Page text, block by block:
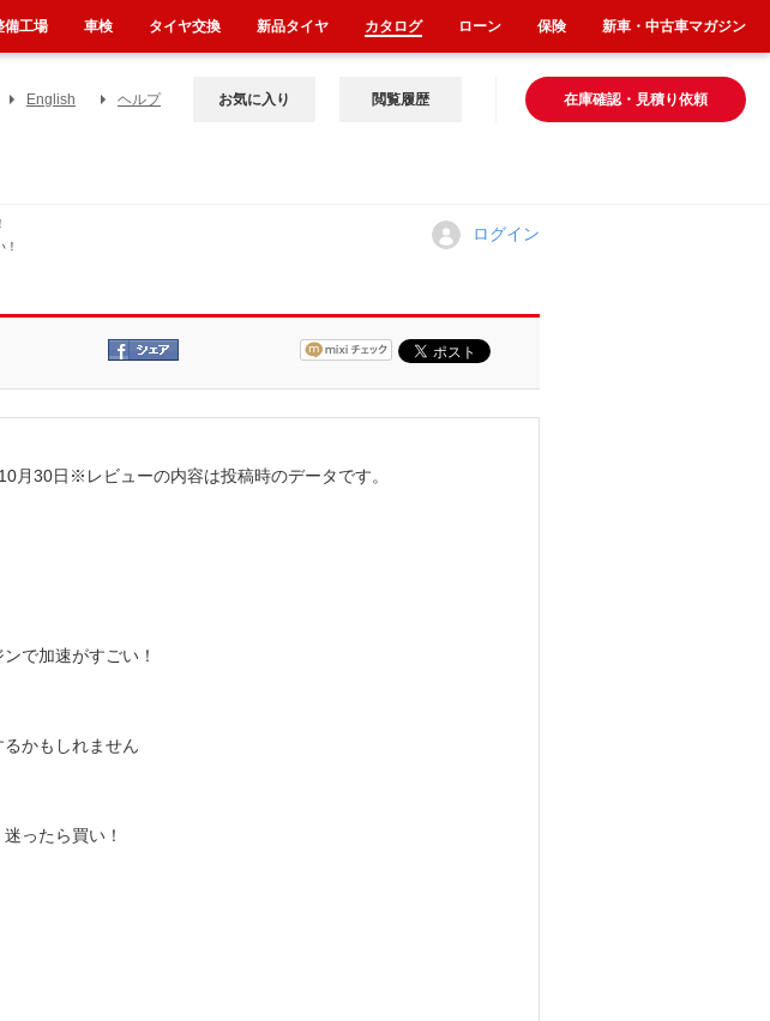
English ヘルプ 在庫確認・見積り依頼
お気に入り 閲覧履歴
！
ログイン
月30日 ※レビューの内容は投稿時のデータです。
で加速がすごい！
かもしれません
ったら買い！
備工場 車検 タイヤ交換 新品タイヤ カタログ ローン 保険 新車・中古車マガジン